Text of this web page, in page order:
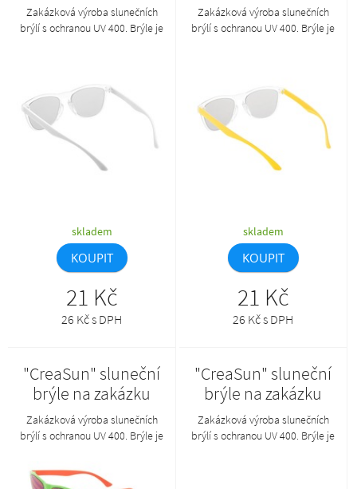
Zakázková výroba slunečních
brýlí s ochranou UV 400. Brýle je
produkt lze objednat pouze
společně s AP800383-**_A.
skladem
KOUPIT
21 Kč
26 Kč s DPH
Zakázková výroba slunečních
brýlí s ochranou UV 400. Brýle je
produkt lze objednat pouze
společně s AP800383-**_A.
skladem
KOUPIT
21 Kč
26 Kč s DPH
"CreaSun" sluneční
brýle na zakázku
Zakázková výroba slunečních
brýlí s ochranou UV 400. Brýle je
požadovaných barvách obrouček
a nožiček. Min. mn.: 50 ks.Tento
"CreaSun" sluneční
brýle na zakázku
Zakázková výroba slunečních
brýlí s ochranou UV 400. Brýle je